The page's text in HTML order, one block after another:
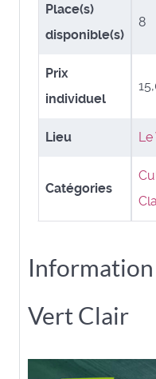
Place(s)
disponible(s)
8
Prix
individuel
Lieu Le
Catégories
Information
Vert Clair